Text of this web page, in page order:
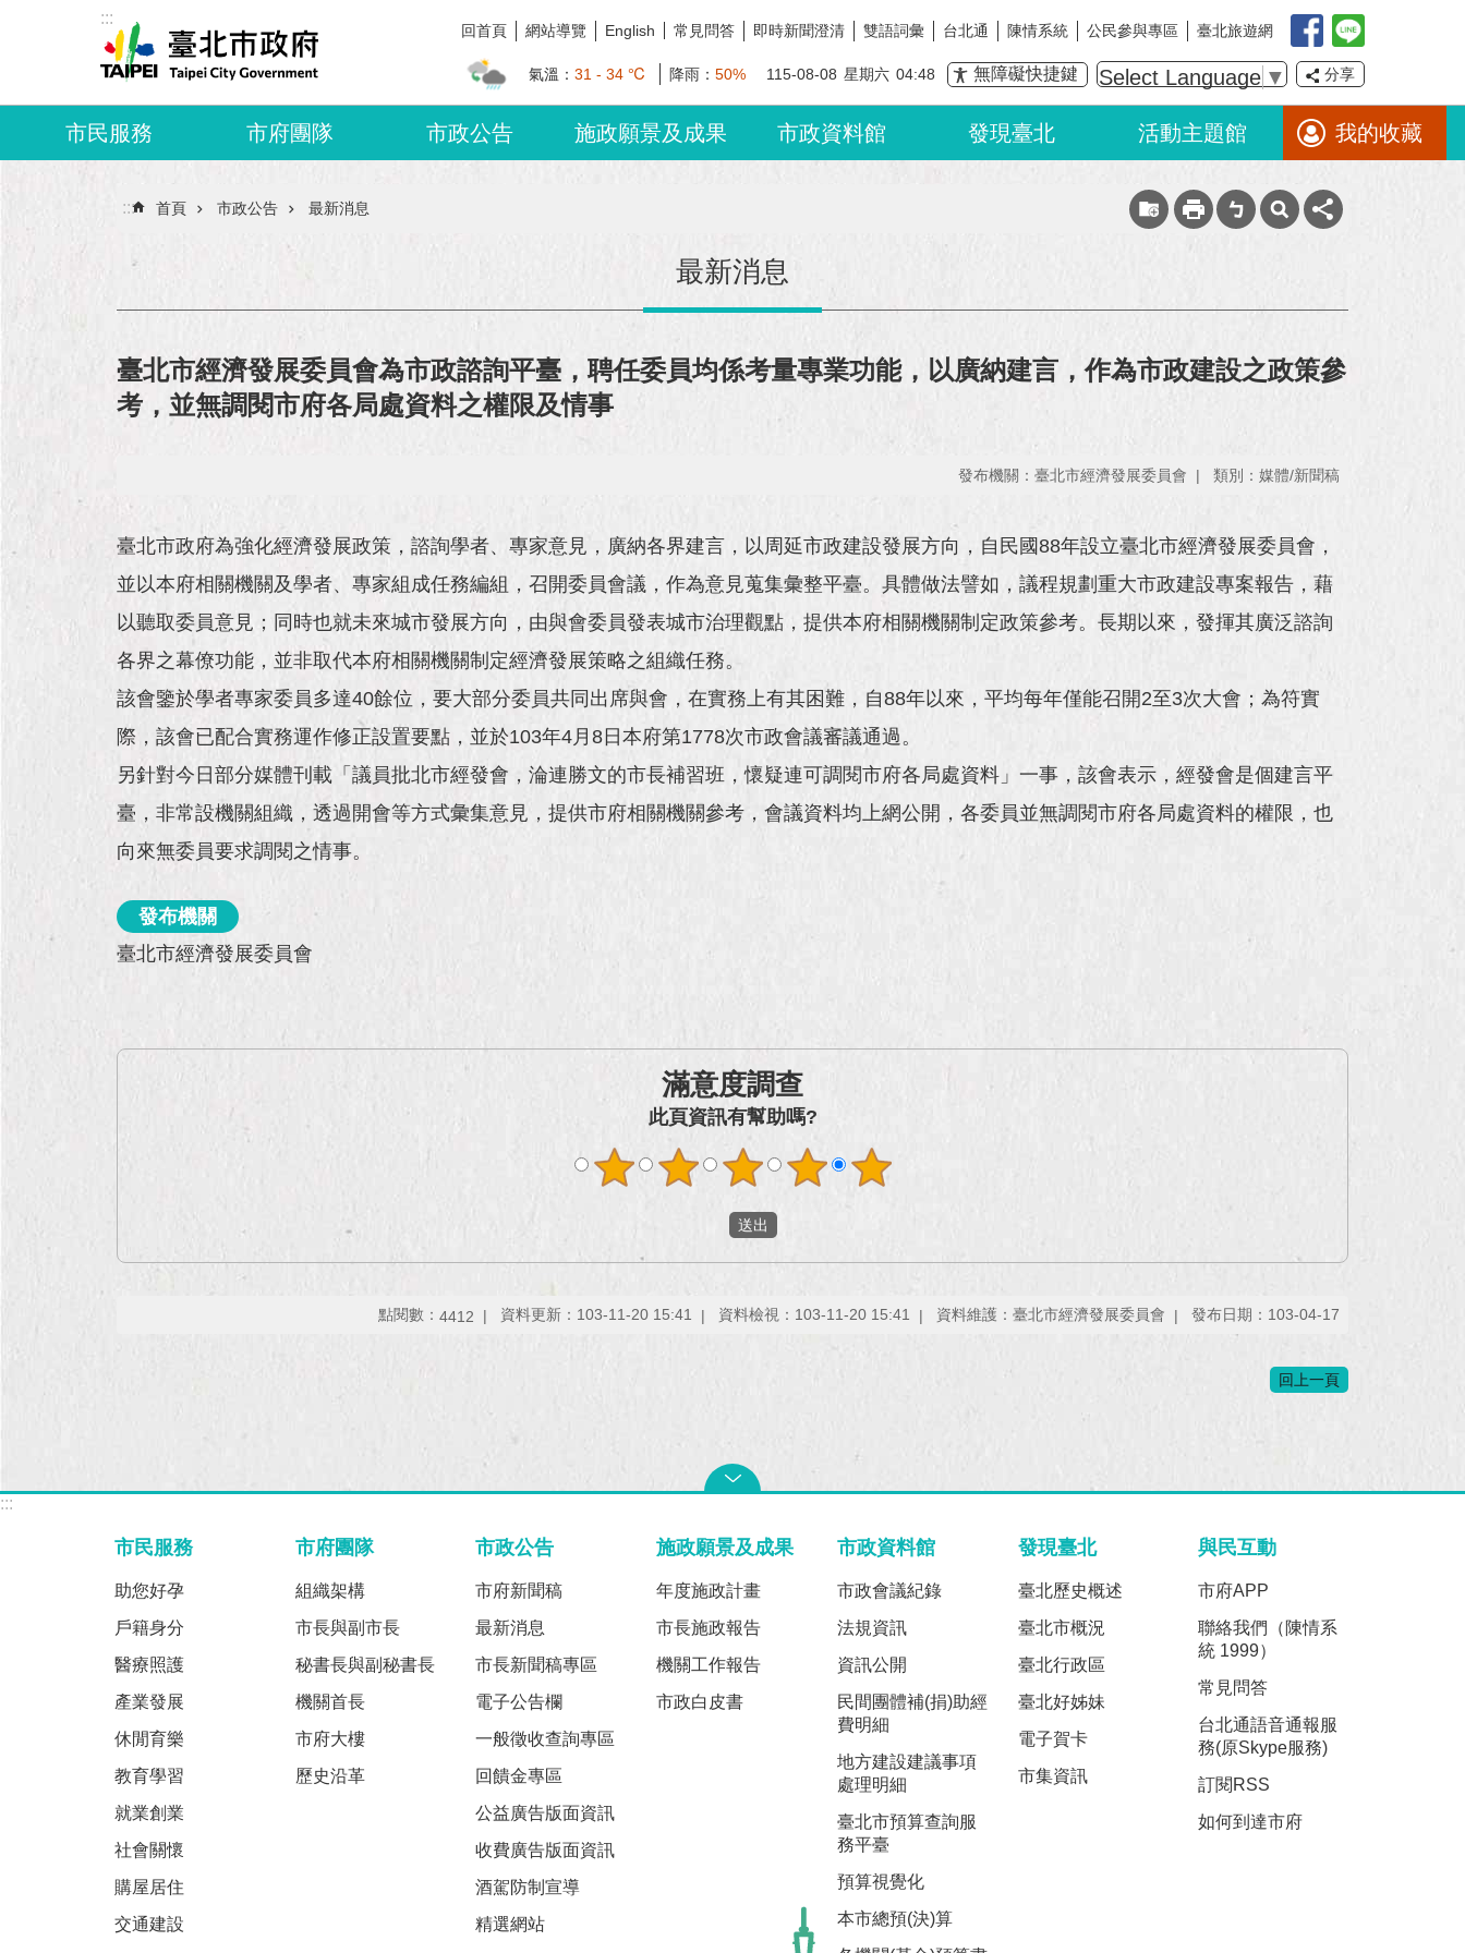
跳到主要內容區塊
:::
回首頁 網站導覽 English 常見問答 即時新聞澄清 雙語詞彙 台北通 陳情系統 公民參與專區 臺北旅遊網
氣溫： 31 - 34 ℃ 降雨： 50% 115-08-08 星期六 04:48 無障礙快捷鍵 Select Language ▼ 分享
市民服務 市府團隊 市政公告 施政願景及成果 市政資料館 發現臺北 活動主題館 我的收藏
::: 首頁 市政公告 最新消息
最新消息
臺北市經濟發展委員會為市政諮詢平臺，聘任委員均係考量專業功能，以廣納建言，作為市政建設之政策參
考，並無調閱市府各局處資料之權限及情事
發布機關：臺北市經濟發展委員會 類別：媒體/新聞稿
臺北市政府為強化經濟發展政策，諮詢學者、專家意見，廣納各界建言，以周延市政建設發展方向，自民國88年設立臺北市經濟發展委員會，
並以本府相關機關及學者、專家組成任務編組，召開委員會議，作為意見蒐集彙整平臺。具體做法譬如，議程規劃重大市政建設專案報告，藉
以聽取委員意見；同時也就未來城市發展方向，由與會委員發表城市治理觀點，提供本府相關機關制定政策參考。長期以來，發揮其廣泛諮詢
各界之幕僚功能，並非取代本府相關機關制定經濟發展策略之組織任務。
該會鑒於學者專家委員多達40餘位，要大部分委員共同出席與會，在實務上有其困難，自88年以來，平均每年僅能召開2至3次大會；為符實
際，該會已配合實務運作修正設置要點，並於103年4月8日本府第1778次市政會議審議通過。
另針對今日部分媒體刊載「議員批北市經發會，淪連勝文的市長補習班，懷疑連可調閱市府各局處資料」一事，該會表示，經發會是個建言平
臺，非常設機關組織，透過開會等方式彙集意見，提供市府相關機關參考，會議資料均上網公開，各委員並無調閱市府各局處資料的權限，也
向來無委員要求調閱之情事。
發布機關
臺北市經濟發展委員會
滿意度調查
此頁資訊有幫助嗎?
點閱數： 4412 資料更新：103-11-20 15:41 資料檢視：103-11-20 15:41 資料維護：臺北市經濟發展委員會 發布日期：103-04-17
回上一頁
:::
市民服務
助您好孕
戶籍身分
醫療照護
產業發展
休閒育樂
教育學習
就業創業
社會關懷
購屋居住
交通建設
市府團隊
組織架構
市長與副市長
秘書長與副秘書長
機關首長
市府大樓
歷史沿革
市政公告
市府新聞稿
最新消息
市長新聞稿專區
電子公告欄
一般徵收查詢專區
回饋金專區
公益廣告版面資訊
收費廣告版面資訊
酒駕防制宣導
精選網站
施政願景及成果
年度施政計畫
市長施政報告
機關工作報告
市政白皮書
市政資料館
市政會議紀錄
法規資訊
資訊公開
民間團體補(捐)助經
費明細
地方建設建議事項
處理明細
臺北市預算查詢服
務平臺
預算視覺化
本市總預(決)算
發現臺北
臺北歷史概述
臺北市概況
臺北行政區
臺北好姊妹
電子賀卡
市集資訊
與民互動
市府APP
聯絡我們（陳情系
統 1999）
常見問答
台北通語音通報服
務(原Skype服務)
訂閱RSS
如何到達市府